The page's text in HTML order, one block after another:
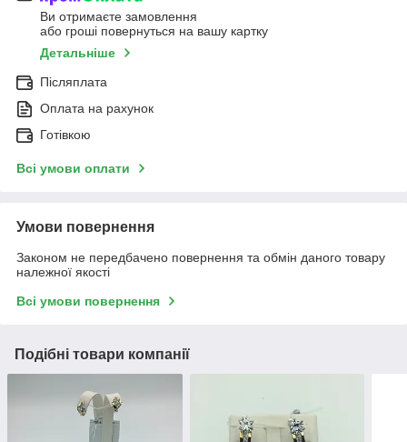
Ви отримаєте замовлення
або гроші повернуться на вашу картку
Детальніше
Післяплата
Оплата на рахунок
Готівкою
Всі умови оплати
Умови повернення
Законом не передбачено повернення та обмін даного товару
належної якості
Всі умови повернення
Подібні товари компанії